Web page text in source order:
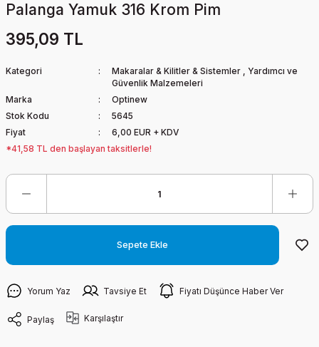
Palanga Yamuk 316 Krom Pim
395,09 TL
Kategori Makaralar & Kilitler & Sistemler , Yardımcı ve
Güvenlik Malzemeleri
Marka
Optinew
Stok Kodu
5645
Fiyat
6,00 EUR + KDV
*41,58 TL den başlayan taksitlerle!
Sepete Ekle
Yorum Yaz Tavsiye Et Fiyatı Düşünce Haber Ver
Paylaş Karşılaştır